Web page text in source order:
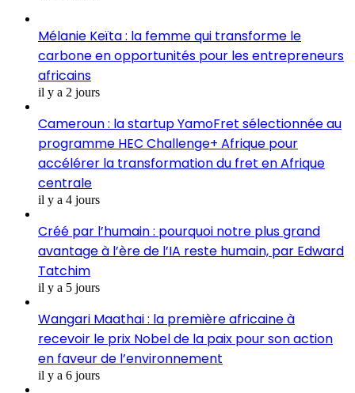
Mélanie Keïta : la femme qui transforme le
carbone en opportunités pour les entrepreneurs
africains
il y a 2 jours
Cameroun : la startup YamoFret sélectionnée au
programme HEC Challenge+ Afrique pour
accélérer la transformation du fret en Afrique
centrale
il y a 4 jours
Créé par l’humain : pourquoi notre plus grand
avantage à l’ère de l’IA reste humain, par Edward
Tatchim
il y a 5 jours
Wangari Maathai : la première africaine à
recevoir le prix Nobel de la paix pour son action
en faveur de l’environnement
il y a 6 jours